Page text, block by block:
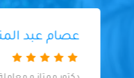
عصام عبد